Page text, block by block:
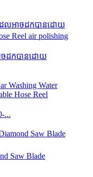
ចដកបានដោយ
...
Saw Blade